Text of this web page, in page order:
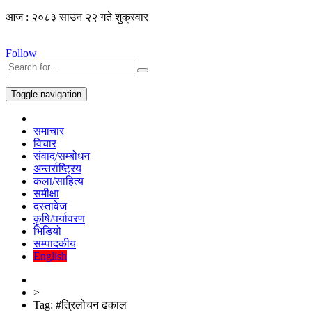
आज : २०८३ साउन २२ गते शुक्रवार
Follow
Toggle navigation
समाचार
विचार
संवाद/सम्बोधन
अन्तर्राष्ट्रिय
कला/साहित्य
समीक्षा
दस्तावेज
कृषि/पर्यावरण
भिडियो
सम्पादकीय
English
>
Tag: #त्रिलोचन ढकाल